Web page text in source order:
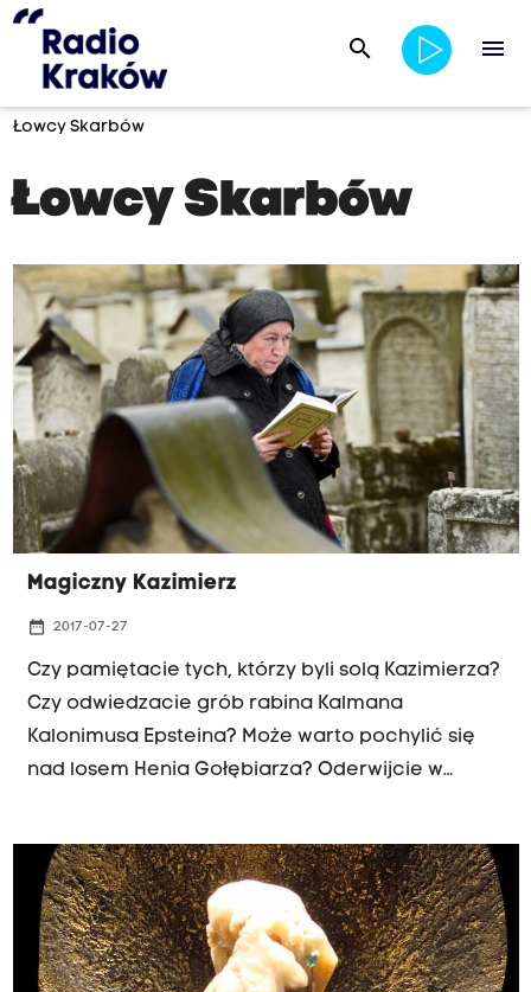
search menu
Łowcy Skarbów
Łowcy Skarbów
Magiczny Kazimierz
date_range 2017-07-27
Czy pamiętacie tych, którzy byli solą Kazimierza?
Czy odwiedzacie grób rabina Kalmana
Kalonimusa Epsteina? Może warto pochylić się
nad losem Henia Gołębiarza? Oderwijcie w
Gościem "Łowców Skarbów" będzie Pani Wanda
Frączek, która opowie o tych, którzy kochali bez
pośpiechu, którzy tracili czas i łowili smutki i
radości na wędkę wyobraźni. Kiedyś ludzie nie